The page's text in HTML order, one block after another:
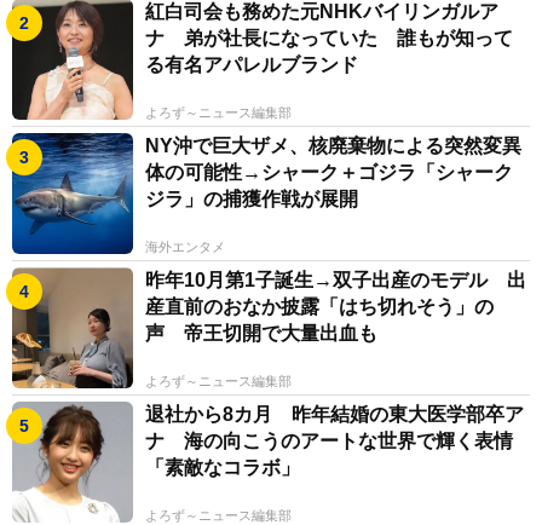
紅白司会も務めた元NHKバイリンガルア
ナ 弟が社長になっていた 誰もが知って
る有名アパレルブランド
よろず～ニュース編集部
NY沖で巨大ザメ、核廃棄物による突然変異
体の可能性→シャーク＋ゴジラ「シャーク
ジラ」の捕獲作戦が展開
海外エンタメ
昨年10月第1子誕生→双子出産のモデル 出
産直前のおなか披露「はち切れそう」の
声 帝王切開で大量出血も
よろず～ニュース編集部
退社から8カ月 昨年結婚の東大医学部卒ア
ナ 海の向こうのアートな世界で輝く表情
「素敵なコラボ」
よろず～ニュース編集部